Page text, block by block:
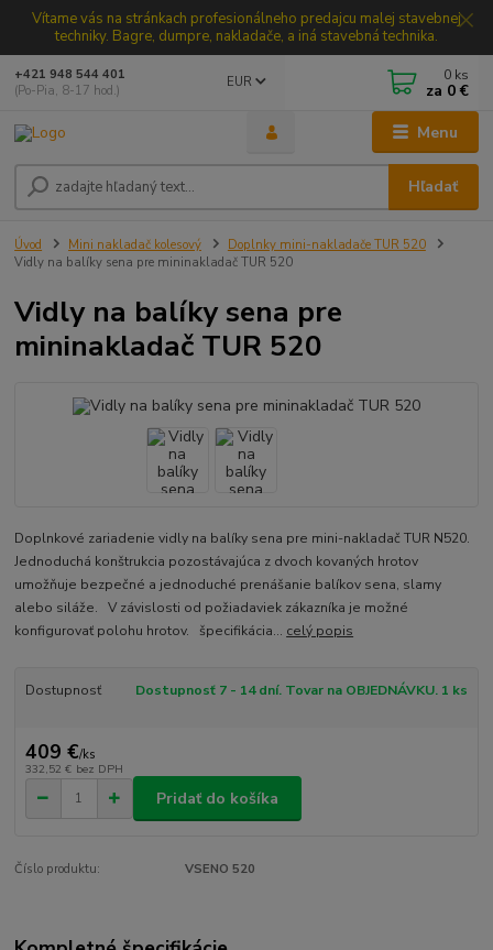
Vítame vás na stránkach profesionálneho predajcu malej stavebnej
techniky. Bagre, dumpre, nakladače, a iná stavebná technika.
Menu
EUR
Hľadať
+421 948 544 401
(Po-Pia, 8-17 hod.)
0 ks
za 0 €
Úvod Mini nakladač kolesový
Doplnky mini-nakladače TUR 520
Vidly na balíky sena pre mininakladač TUR 520
Vidly na balíky sena pre
mininakladač TUR 520
Doplnkové zariadenie vidly na balíky sena pre mini-nakladač TUR N520.
Jednoduchá konštrukcia pozostávajúca z dvoch kovaných hrotov
umožňuje bezpečné a jednoduché prenášanie balíkov sena, slamy
alebo siláže. V závislosti od požiadaviek zákazníka je možné
konfigurovať polohu hrotov. špecifikácia... celý popis
Dostupnosť Dostupnosť 7 - 14 dní. Tovar na OBJEDNÁVKU. 1 ks
409 €/ks
332,52 € bez DPH
Pridať do košíka
Číslo produktu: VSENO 520